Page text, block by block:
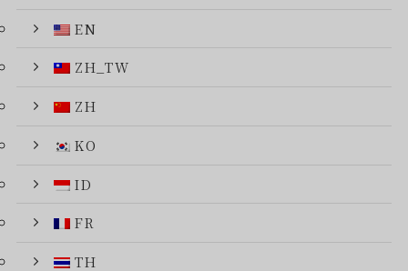
EN
ZH_TW
ZH
KO
ID
FR
TH